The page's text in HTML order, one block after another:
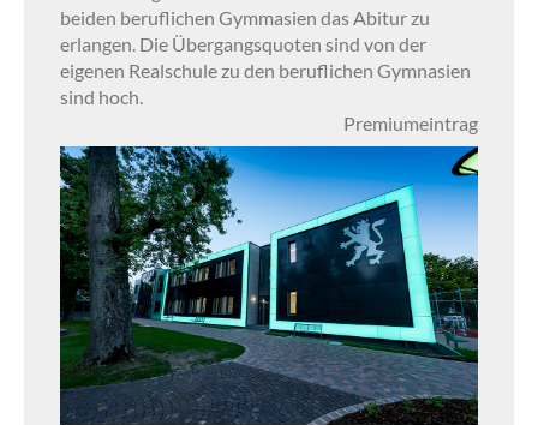
beiden beruflichen Gymmasien das Abitur zu
erlangen. Die Übergangsquoten sind von der
eigenen Realschule zu den beruflichen Gymnasien
sind hoch.
Premiumeintrag